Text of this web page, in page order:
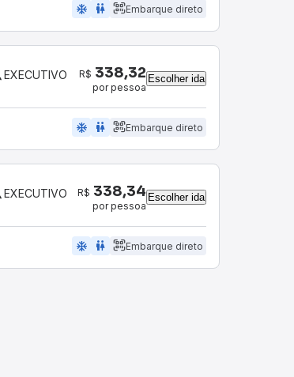
ac_unit wc Embarque direto
EXECUTIVO R$ 338,32
por pessoa
Escolher ida
ac_unit wc Embarque direto
EXECUTIVO R$ 338,34
por pessoa
Escolher ida
ac_unit wc Embarque direto